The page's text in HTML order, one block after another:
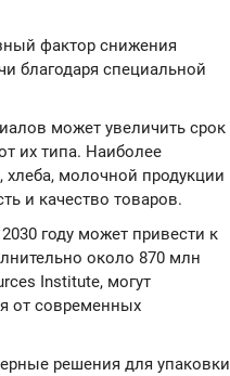
фактор снижения
благодаря специальной
может увеличить срок
их типа. Наиболее
хлеба, молочной продукции
и качество товаров.
году может привести к
около 870 млн
Institute, могут
от современных
решения для упаковки